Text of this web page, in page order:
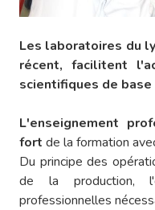
Les laboratoires du
récent, facilitent
scientifiques de
L'enseignement
fort de la formation
Du principe des
de la production,
professionnelles